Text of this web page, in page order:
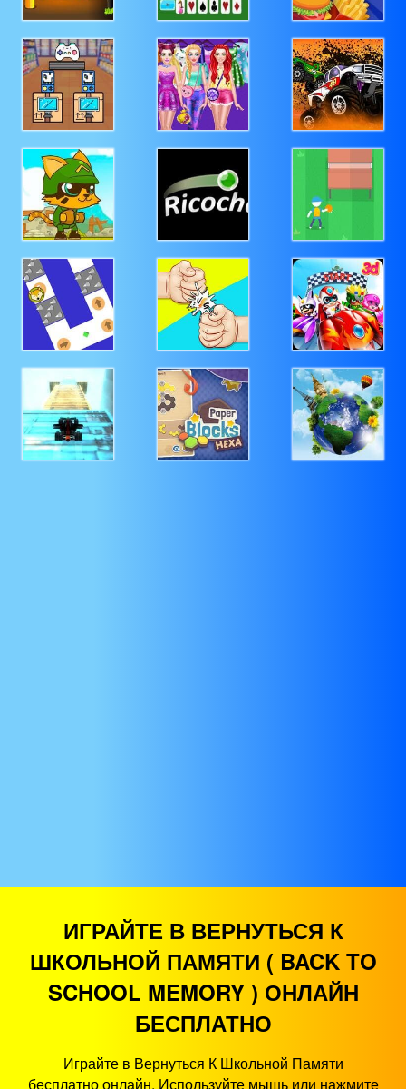
ИГРАЙТЕ В ВЕРНУТЬСЯ К
ШКОЛЬНОЙ ПАМЯТИ ( BACK TO
SCHOOL MEMORY ) ОНЛАЙН
БЕСПЛАТНО
Играйте в Вернуться К Школьной Памяти
бесплатно онлайн. Используйте мышь или нажмите